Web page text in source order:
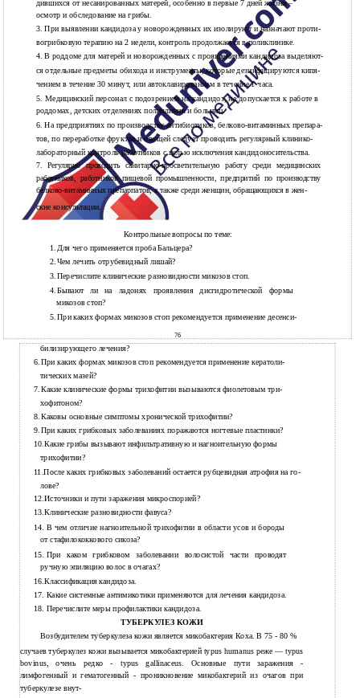
дившихся от несанированных матерей, особенно в первые 7 дней жизни –
осмотр и обследование на грибы.
3. При выявлении кандидоза у новорожденных их изолируют и назначают проти-
вогрибковую терапию на 2 недели, контроль продолжается в поликлинике.
4. В роддоме для матерей и новорожденных с проявлениями кандидоза выделяют-
ся отдельные предметы обихода и инструменты, которые дезинфицируются кипя-
чением в течение 30 минут, или автоклавированием в течение 1 часа.
5. Медицинский персонал с подозрением на кандидоз, не допускается к работе в
роддомах, детских отделениях поликлиник и больниц.
6. На предприятиях по производству антибиотиков,белково-витаминных препара-
тов, по переработке фруктов и овощей следует проводить регулярный клинико-
лабораторный контроль работников с целью исключения кандидоносительства.
7. Регулярно проводить санитарно-просветительную работу среди медицинских
работников, работников пищевой промышленности, предпритий по производству
белково-витаминных препарпатов, а также среди женщин, обращающихся в жен-
ские консультации.
Контрольные вопросы по теме:
1.Для чего применяется проба Бальцера?
2.Чем лечить отрубевидный лишай?
3.Перечислите клинические разновидности микозов стоп.
4.Бывают ли на ладонях проявления дисгидротической формы
микозов стоп?
5. При каких формах микозов стоп рекомендуется применение десенси-
76
билизирующего лечения?
6.При каких формах микозов стоп рекомендуется применение кератоли-
тических мазей?
7. Какие клинические формы трихофитии вызываются фиолетовым три-
хофитоном?
8.Каковы основные симптомы хронической трихофитии?
9.При каких грибковых заболеваниях поражаются ногтевые пластинки?
10.Какие грибы вызывают инфильтративную и нагноительную формы
трихофитии?
11.После каких грибковых заболеваний остается рубцевидная атрофия на го-
лове?
12.Источники и пути заражения микроспорией?
13.Клинические разновидности фавуса?
14. В чем отличие нагноительной трихофитии в области усов и бороды
от стафилококкового сикоза?
15. При каком грибковом заболевании волосистой части проводят
ручную эпиляцию волос в очагах?
16.Классификация кандидоза.
17. Какие системные антимикотики применяются для лечения кандидоза.
18. Перечислите меры профилактики кандидоза.
ТУБЕРКУЛЕЗ КОЖИ
Возбудителем туберкулеза кожи является микобактерия Коха. В 75 - 80 %
случаев туберкулез кожи вызывается микобактерией typus humanus реже — typus
bovinus, очень редко - typus gallinaceus. Основные пути заражения -
лимфогенный и гематогенный - проникновение микобактерий из очагов при
туберкулезе внут-